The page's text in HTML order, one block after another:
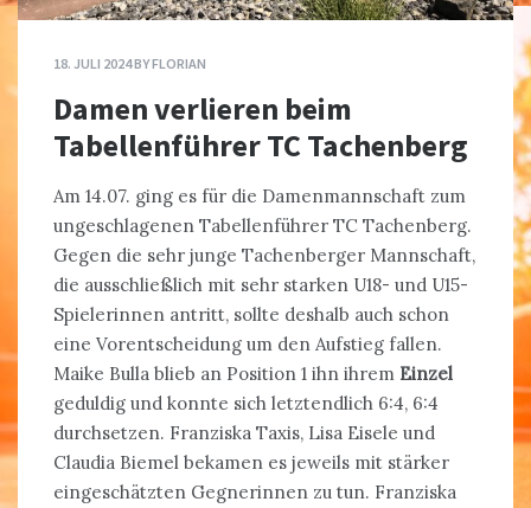
18. JULI 2024BYFLORIAN
Damen verlieren beim
Tabellenführer TC Tachenberg
Am 14.07. ging es für die Damenmannschaft zum
ungeschlagenen Tabellenführer TC Tachenberg.
Gegen die sehr junge Tachenberger Mannschaft,
die ausschließlich mit sehr starken U18- und U15-
Spielerinnen antritt, sollte deshalb auch schon
eine Vorentscheidung um den Aufstieg fallen.
Maike Bulla blieb an Position 1 ihn ihrem Einzel
geduldig und konnte sich letztendlich 6:4, 6:4
durchsetzen. Franziska Taxis, Lisa Eisele und
Claudia Biemel bekamen es jeweils mit stärker
eingeschätzten Gegnerinnen zu tun. Franziska